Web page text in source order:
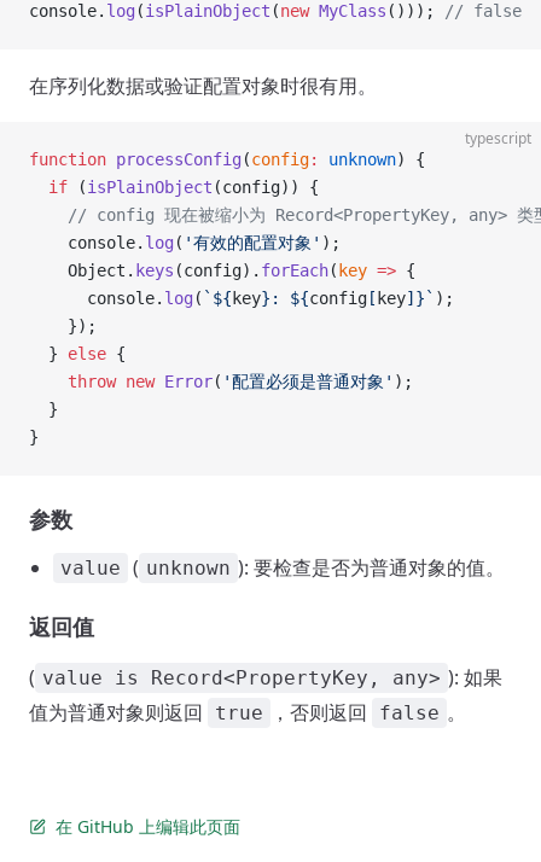
console. log (isPlainObject (new MyClass ())); // false
在序列化数据或验证配置对象时很有用。
typescript
function processConfig (config: unknown) {
  if
(isPlainObject (config)) {
// config 现在被缩小为 Record<PropertyKey, any> 类
    console.
log ( '有效的配置对象' );
    Object.
keys (config). forEach( key => {
      console.
log ( `${ key}: ${config [ key] }` );
    });
  }
else {
    throw
new Error( '配置必须是普通对象' );
  }
}
参数
value ( unknown ): 要检查是否为普通对象的值。
返回值
( value is Record<PropertyKey, any> ): 如果
值为普通对象则返回
true ，否则返回 false 。
在 GitHub 上编辑此页面